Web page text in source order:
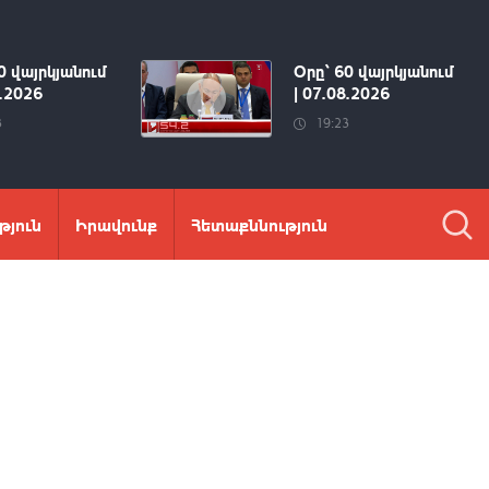
վայրկյանում
Օրը՝ 60 վայրկյանում
| 07.08.2026
19:23
Իրավունք Հետաքննություն